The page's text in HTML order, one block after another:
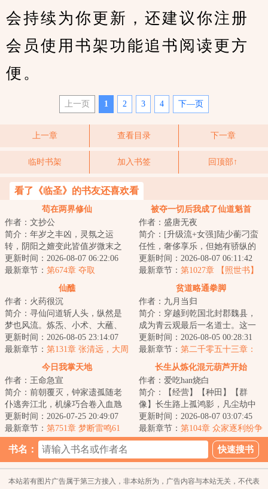
会持续为你更新，还建议你注册
会员使用书架功能追书阅读更方
便。
上一页 1 2 3 4 下—页
上一章 查看目录 下一章
临时书架 加入书签 回顶部↑
看了《临圣》的书友还喜欢看
苟在两界修仙
作者：文抄公
简介：年岁之丰凶，灵氛之运
转，阴阳之嬗变此皆值岁微末之
绩耳……这是一个少年穿越两界
修仙，摸索成为【...
更新时间：2026-08-07 06:22:06
最新章节： 第674章 夺取
被夺一切后我成了仙道魁首
作者：盛唐无夜
简介：[升级流+女强]陆少蘅刁蛮
任性，奢侈享乐，但她有骄纵的
资本。优越出身、顶尖才情、亲
友宠爱和婚约...
更新时间：2026-08-07 06:11:42
最新章节： 第1027章 【照世书】
仙醮
作者：火药很沉
简介：寻仙问道斩人头，纵然是
梦也风流。炼炁、小术、大蘸、
蛮巫、荒界、天胎……五界四
海，八极一十二洲...
更新时间：2026-08-05 23:14:07
最新章节： 第131章 张清远，大周
贫道略通拳脚
作者：九月当归
简介：穿越到乾国北封郡魏县，
成为青云观最后一名道士。这一
脉的道术有些难练，李言初只想
打坐炼丹，早日...
更新时间：2026-08-05 00:28:31
最新章节： 第二千零五十三章：
今日我掌天地
作者：王命急宣
简介：前朝覆灭，钟家遗孤随老
仆逃奔江北，机缘巧合卷入血虺
化蛟事件，受清灵山道人所托寄
送龙鼎。七百里...
更新时间：2026-07-25 20:49:07
最新章节： 第751章 梦断雷鸣61
长生从炼化混元葫芦开始
作者：爱吃han烧白
简介：【经营】【种田】【群
像】长生路上孤鸿影，凡尘劫中
万壑雷一介凡人重生混乱仙界，
危机并存、惶惶度...
更新时间：2026-08-07 03:07:45
最新章节： 第104章 众家逐利纷争
起、久养灵葩寻掌门
书名：
本站若有图片广告属于第三方接入，非本站所为，广告内容与本站无关，不代表